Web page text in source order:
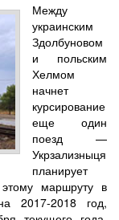
Между
украинским
Здолбуновом
и польским
Хелмом
начнет
курсирование
еще один
поезд —
Укрзализныця
планирует
этому маршруту в
2017-2018 год,